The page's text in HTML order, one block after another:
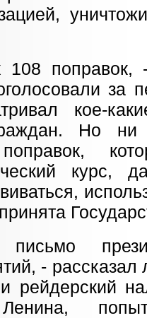
поправок,
за
кое-
Но
поправок,
курс,
-
рейдерский